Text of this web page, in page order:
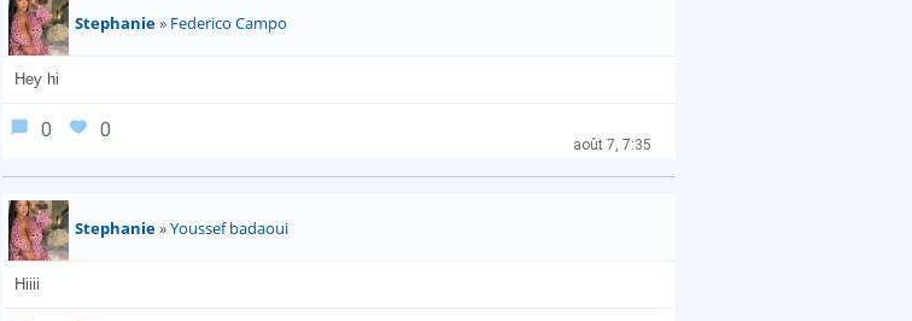
Stephanie» Federico Campo
Hey hi
août 7, 7:35
0 0
Stephanie»Youssef badaoui
Hiiii